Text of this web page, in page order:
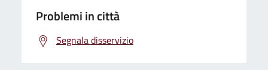
Problemi in città
Segnala disservizio